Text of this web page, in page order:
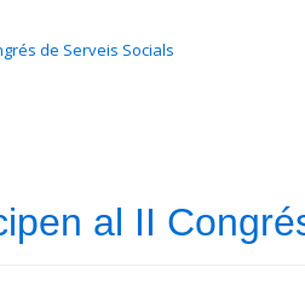
de Serveis Socials
al II